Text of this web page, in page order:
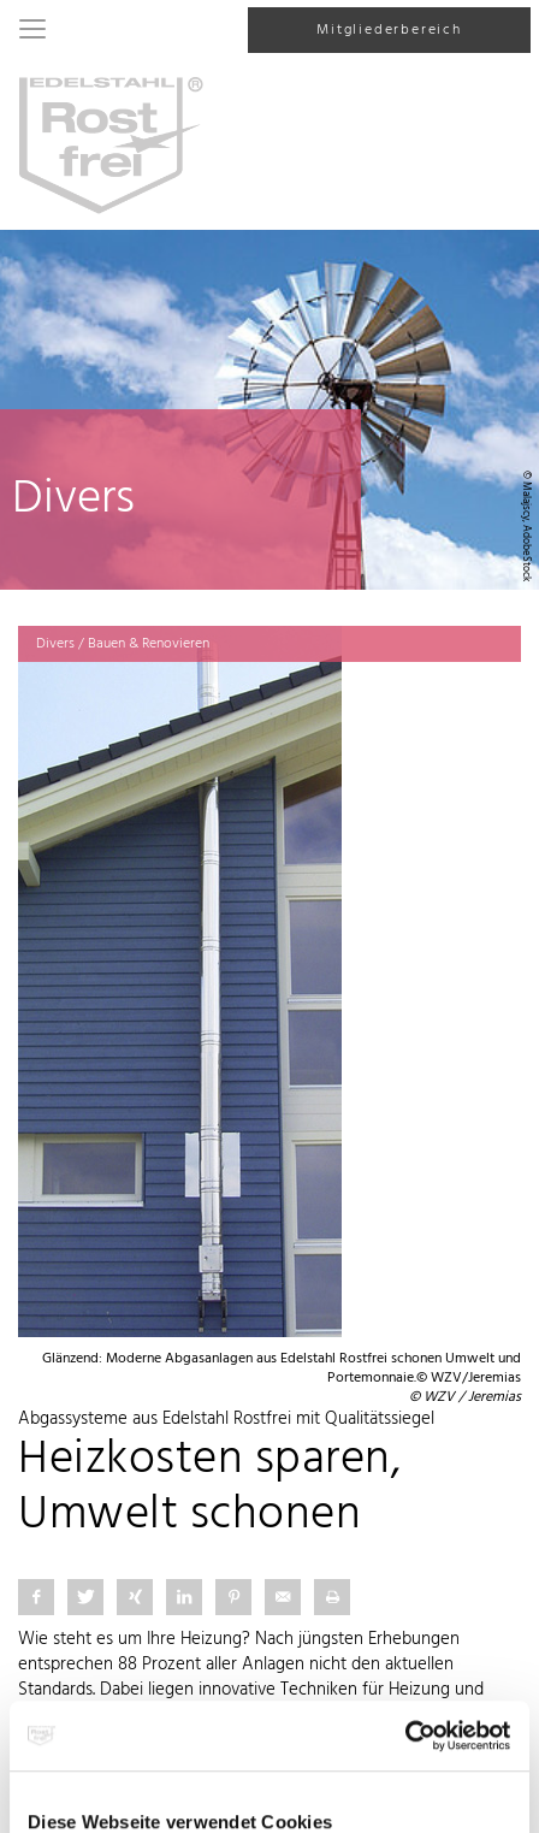
Diese Webseite verwendet Cookies
Mitgliederbereich
© Malajscy, AdobeStock
Divers
Divers / Bauen & Renovieren
Glänzend: Moderne Abgasanlagen aus Edelstahl Rostfrei schonen Umwelt und
Portemonnaie.© WZV/Jeremias
© WZV / Jeremias
Abgassysteme aus Edelstahl Rostfrei mit Qualitätssiegel
Heizkosten sparen,
Umwelt schonen
Wie steht es um Ihre Heizung? Nach jüngsten Erhebungen
entsprechen 88 Prozent aller Anlagen nicht den aktuellen
Standards. Dabei liegen innovative Techniken für Heizung und
Warmwasseraufbereitung im Trend. Moderne Heizungsanlagen
brauchen bis zu 30 Prozent weniger Energie. Außerdem war es
noch nie so günstig, Gutes für den eigenen Geldbeutel und die
Kommunen motivieren dazu, in eine umweltfreundliche und